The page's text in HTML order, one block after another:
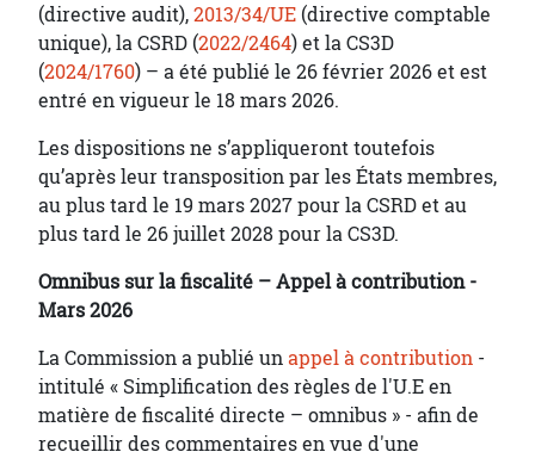
(directive audit),2013/34/UE (directive comptable
unique), la CSRD (2022/2464) et la CS3D
(2024/1760) – a été publié le 26 février 2026 et est
entré en vigueur le 18 mars 2026.
Les dispositions ne s’appliqueront toutefois
qu’après leur transposition par les États membres,
au plus tard le 19 mars 2027 pour la CSRD et au
plus tard le 26 juillet 2028 pour la CS3D.
Omnibus sur la fiscalité – Appel à contribution -
Mars 2026
La Commission a publié unappel à contribution -
intitulé « Simplification des règles de l'U.E en
matière de fiscalité directe – omnibus » - afin de
recueillir des commentaires en vue d'une